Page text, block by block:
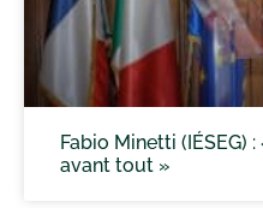
Fabio Minetti (IÉSEG)
avant tout »